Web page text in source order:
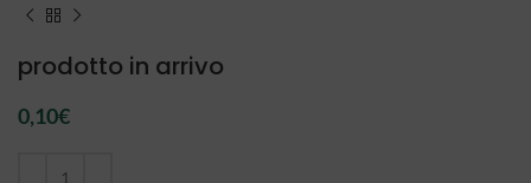
prodotto in arrivo
0,10€